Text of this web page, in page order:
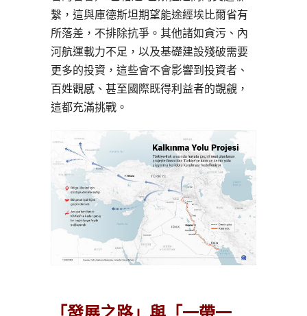
繫，這與庫德斯坦期望能途經埃比爾省有
所落差，不排除抗爭。其他諸如貪污、內
河航運載力不足，以及基礎建設殘破需要
更多的投資，這些會不會影響到投資者、
百姓觀感、甚至國際既得利益者的覬覦，
這都充滿挑戰。